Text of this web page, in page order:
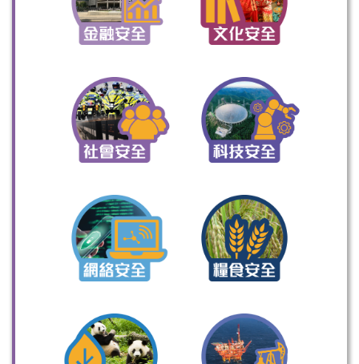
掃一掃關注我們的社交媒體，緊貼最新資訊！
微信 小紅書